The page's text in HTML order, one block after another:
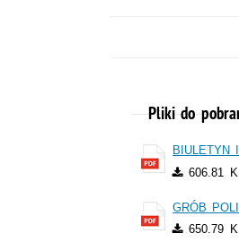
Pliki do
BIULETYN
606.81
GRÓB
650.79